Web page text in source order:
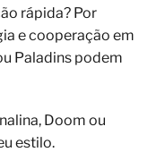
rápida? Por
e cooperação em
Paladins podem
Doom ou
estilo.